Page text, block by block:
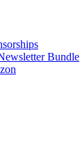
Bundle